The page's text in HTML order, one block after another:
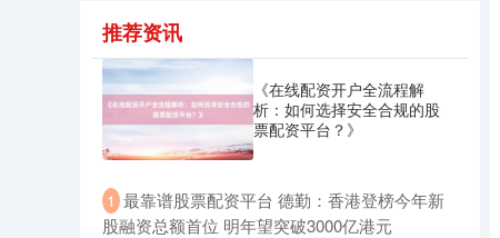
北证50 1134.24 +11.37 +1.01%
推荐资讯
《在线配资开户全流程解
析：如何选择安全合规的股
票配资平台？》
1 ​最靠谱股票配资平台 德勤：香港登榜今年新
股融资总额首位 明年望突破3000亿港元